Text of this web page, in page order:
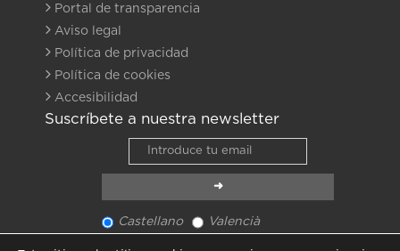
Portal de transparencia
Aviso legal
Política de privacidad
Política de cookies
Accesibilidad
Suscríbete a nuestra newsletter
Castellano Valencià